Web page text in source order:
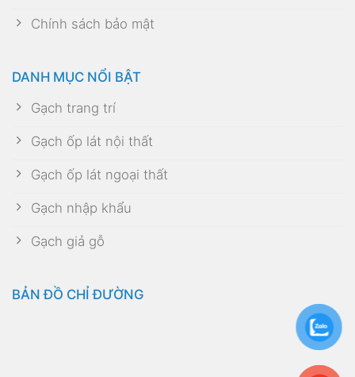
Chính sách bảo mật
DANH MỤC NỔI BẬT
Gạch trang trí
Gạch ốp lát nội thất
Gạch ốp lát ngoại thất
Gạch nhập khẩu
Gạch giả gỗ
BẢN ĐỒ CHỈ ĐƯỜNG